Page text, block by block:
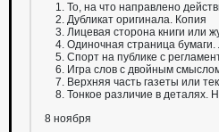
То, на что направлено
Дубликат оригинала. Копия
Лицевая сторона книги или
Одиночная страница бумаги.
Спорт на публике с
Игра слов с двойным
Верхняя часть газеты или
Тонкое различие в деталях.
8 ноября